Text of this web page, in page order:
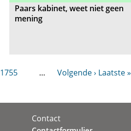
Paars kabinet, weet niet geen
mening
1755 … Volgende › Laatste »
Contact